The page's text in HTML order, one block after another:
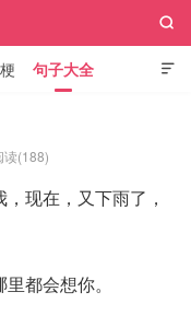

句子大全

读(188)
现在，又下雨了，
都会想你。